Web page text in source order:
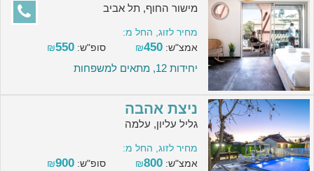
מישור החוף, תל אביב
מחיר לזוג, החל מ:
אמצ"ש:
₪450 סופ"ש: ₪550
יחידות 12, מתאים למשפחות
ניצת אהבה
גליל עליון, עלמה
מחיר לזוג, החל מ:
אמצ"ש:
₪800 סופ"ש: ₪900